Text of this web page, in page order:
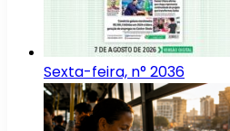
Sexta-feira, n° 2036